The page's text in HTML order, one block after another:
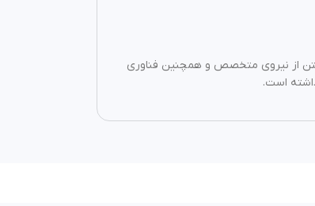
با بهره‌ گرفتن از نیروی متخصص و همچنین فناوری
است.